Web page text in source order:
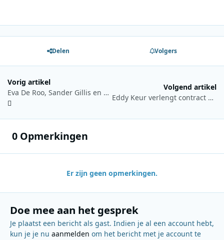
Delen Volgers
Vorig artikel
Eva De Roo, Sander Gillis en Robin Keyaert presenteren De Warmste Week in Brugge
Volgend artikel
Eddy Keur verlengt contract bij PowNed
0 Opmerkingen
Er zijn geen opmerkingen.
Doe mee aan het gesprek
Je plaatst een bericht als gast. Indien je al een account hebt,
kun je je nu aanmelden om het bericht met je account te